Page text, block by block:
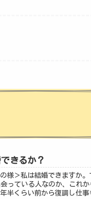
きるか？
様＞私は結婚できますか
っている人なのか、これ
半くらい前から復調し仕